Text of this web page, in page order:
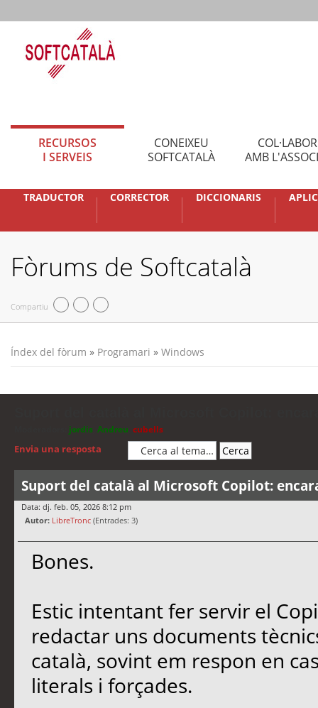
RECURSOS
I SERVEIS
CONEIXEU
SOFTCATALÀ
AMB
TRADUCTOR CORRECTOR DICCIONARIS
Fòrums de Softcatalà
Compartiu
Índex del fòrum » Programari » Windows
jordis Andreu cubells
Envia una resposta
Suport del català al Microsoft Copilot:
Data: dj. feb. 05, 2026 8:12 pm
Autor: LibreTronc (Entrades: 3)
Bones.
Estic intentant fer servir el
redactar uns documents
català, sovint em respon en
literals i forçades.